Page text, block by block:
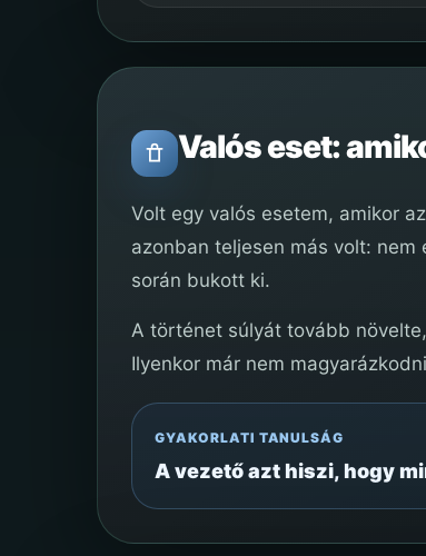
Valós eset:
Volt egy valós esetem, amikor
azonban teljesen más volt:
során bukott ki.
A történet súlyát tovább
Ilyenkor már nem
GYAKORLATI TANULSÁG
A vezető azt hiszi, hogy